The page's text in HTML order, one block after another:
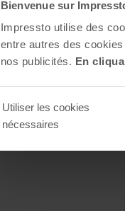
Bienvenue sur
Impressto utilise des
entre autres des
nos publicités. En
Utiliser les cookies
nécessaires